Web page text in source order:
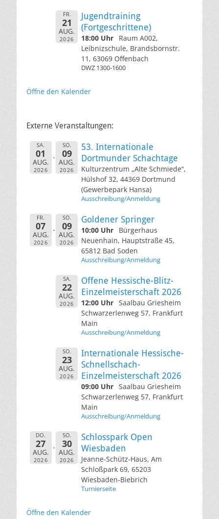
FR.
21
AUG.
2026
Jugendtraining
(Fortgeschrittene)
18:00 Uhr
Raum A002,
Leibnizschule, Brandsbornstr.
11, 63069 Offenbach
DWZ 1300-1600
Öffne den Kalender
Externe Veranstaltungen:
SA.
01
AUG.
2026
SO.
09
AUG.
2026
53. Internationale
Dortmunder Schachtage
Kulturzentrum „Alte Schmiede“,
Hülshof 32, 44369 Dortmund
(Gewerbepark Hansa)
Ausschreibung/Anmeldung
FR.
07
AUG.
2026
SO.
09
AUG.
2026
Goldener Springer
10:00 Uhr
Bürgerhaus
Neuenhain, Hauptstraße 45,
65812 Bad Soden
Ausschreibung/Anmeldung
SA.
22
AUG.
2026
Offene Hessische-Blitz-
Einzelmeisterschaft 2026
12:00 Uhr Saalbau Griesheim
Schwarzerlenweg 57, Frankfurt
Main
Ausschreibung/Anmeldung
SO.
23
AUG.
2026
Internationale Hessische-
Schnellschach-
Einzelmeisterschaft 2026
09:00 Uhr Saalbau Griesheim
Schwarzerlenweg 57, Frankfurt
Main
Ausschreibung/Anmeldung
DO.
27
AUG.
2026
SO.
30
AUG.
2026
Schlosspark Open
Wiesbaden
Jeanne-Schütz-Haus, Am
Schloßpark 69, 65203
Wiesbaden-Biebrich
Turnierseite
Öffne den Kalender